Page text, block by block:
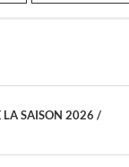
LA SAISON 2026 /